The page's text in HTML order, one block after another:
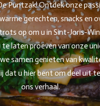
Puntzak! Ontdek onze
gerechten, snacks en
op om u in Sint-Joris-
laten proeven van onze
samen genieten van
dat u hier bent om deel uit
ons verhaal.